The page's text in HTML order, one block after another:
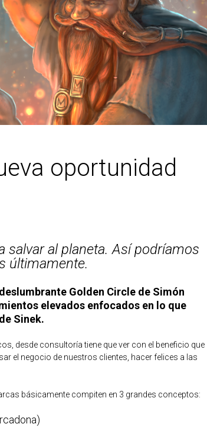
oportunidad
salvar al planeta. Así podríamos
últimamente.
Golden Circle de Simón
elevados enfocados en lo que
Sinek.
desde consultoría tiene que ver con el beneficio que
el negocio de nuestros clientes, hacer felices a las
básicamente compiten en 3 grandes conceptos: